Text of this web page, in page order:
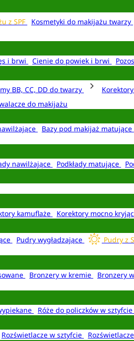
z SPF Kosmetyki do makijażu twarzy
i brwi Cienie do powiek i brwi
BB, CC, DD do twarzy
do makijażu
Bazy pod makijaż matujące
nawilżające Podkłady matujące
kamuflaże Korektory mocno
Pudry wygładzające Pudry z
Bronzery w kremie Bronzery
Róże do policzków w sztyfcie
Rozświetlacze w sztyfcie